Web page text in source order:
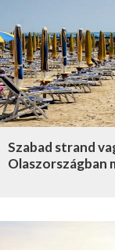
Szabad strand
Olaszországban